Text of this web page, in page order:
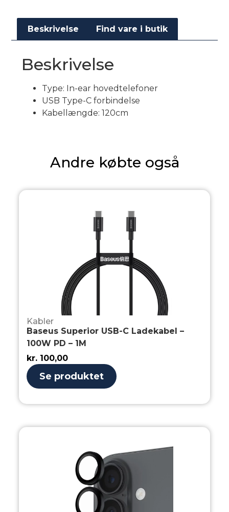
Beskrivelse Find vare i butik
Beskrivelse
Type: In-ear hovedtelefoner
USB Type-C forbindelse
Kabellængde: 120cm
Andre købte også
Kabler
Baseus Superior USB-C Ladekabel –
100W PD – 1M
kr. 100,00
Se produktet